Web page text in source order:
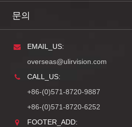
문의
EMAIL_US:
overseas@ulirvision.com
CALL_US:
+86-(0)571-8720-9887
+86-(0)571-8720-6252
FOOTER_ADD: